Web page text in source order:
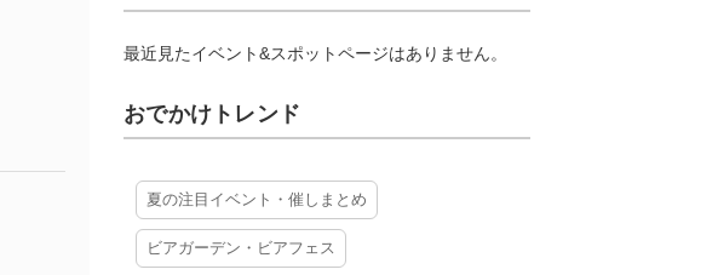
最近見たイベント&スポットページはありません。
おでかけトレンド
夏の注目イベント・催しまとめ
ビアガーデン・ビアフェス